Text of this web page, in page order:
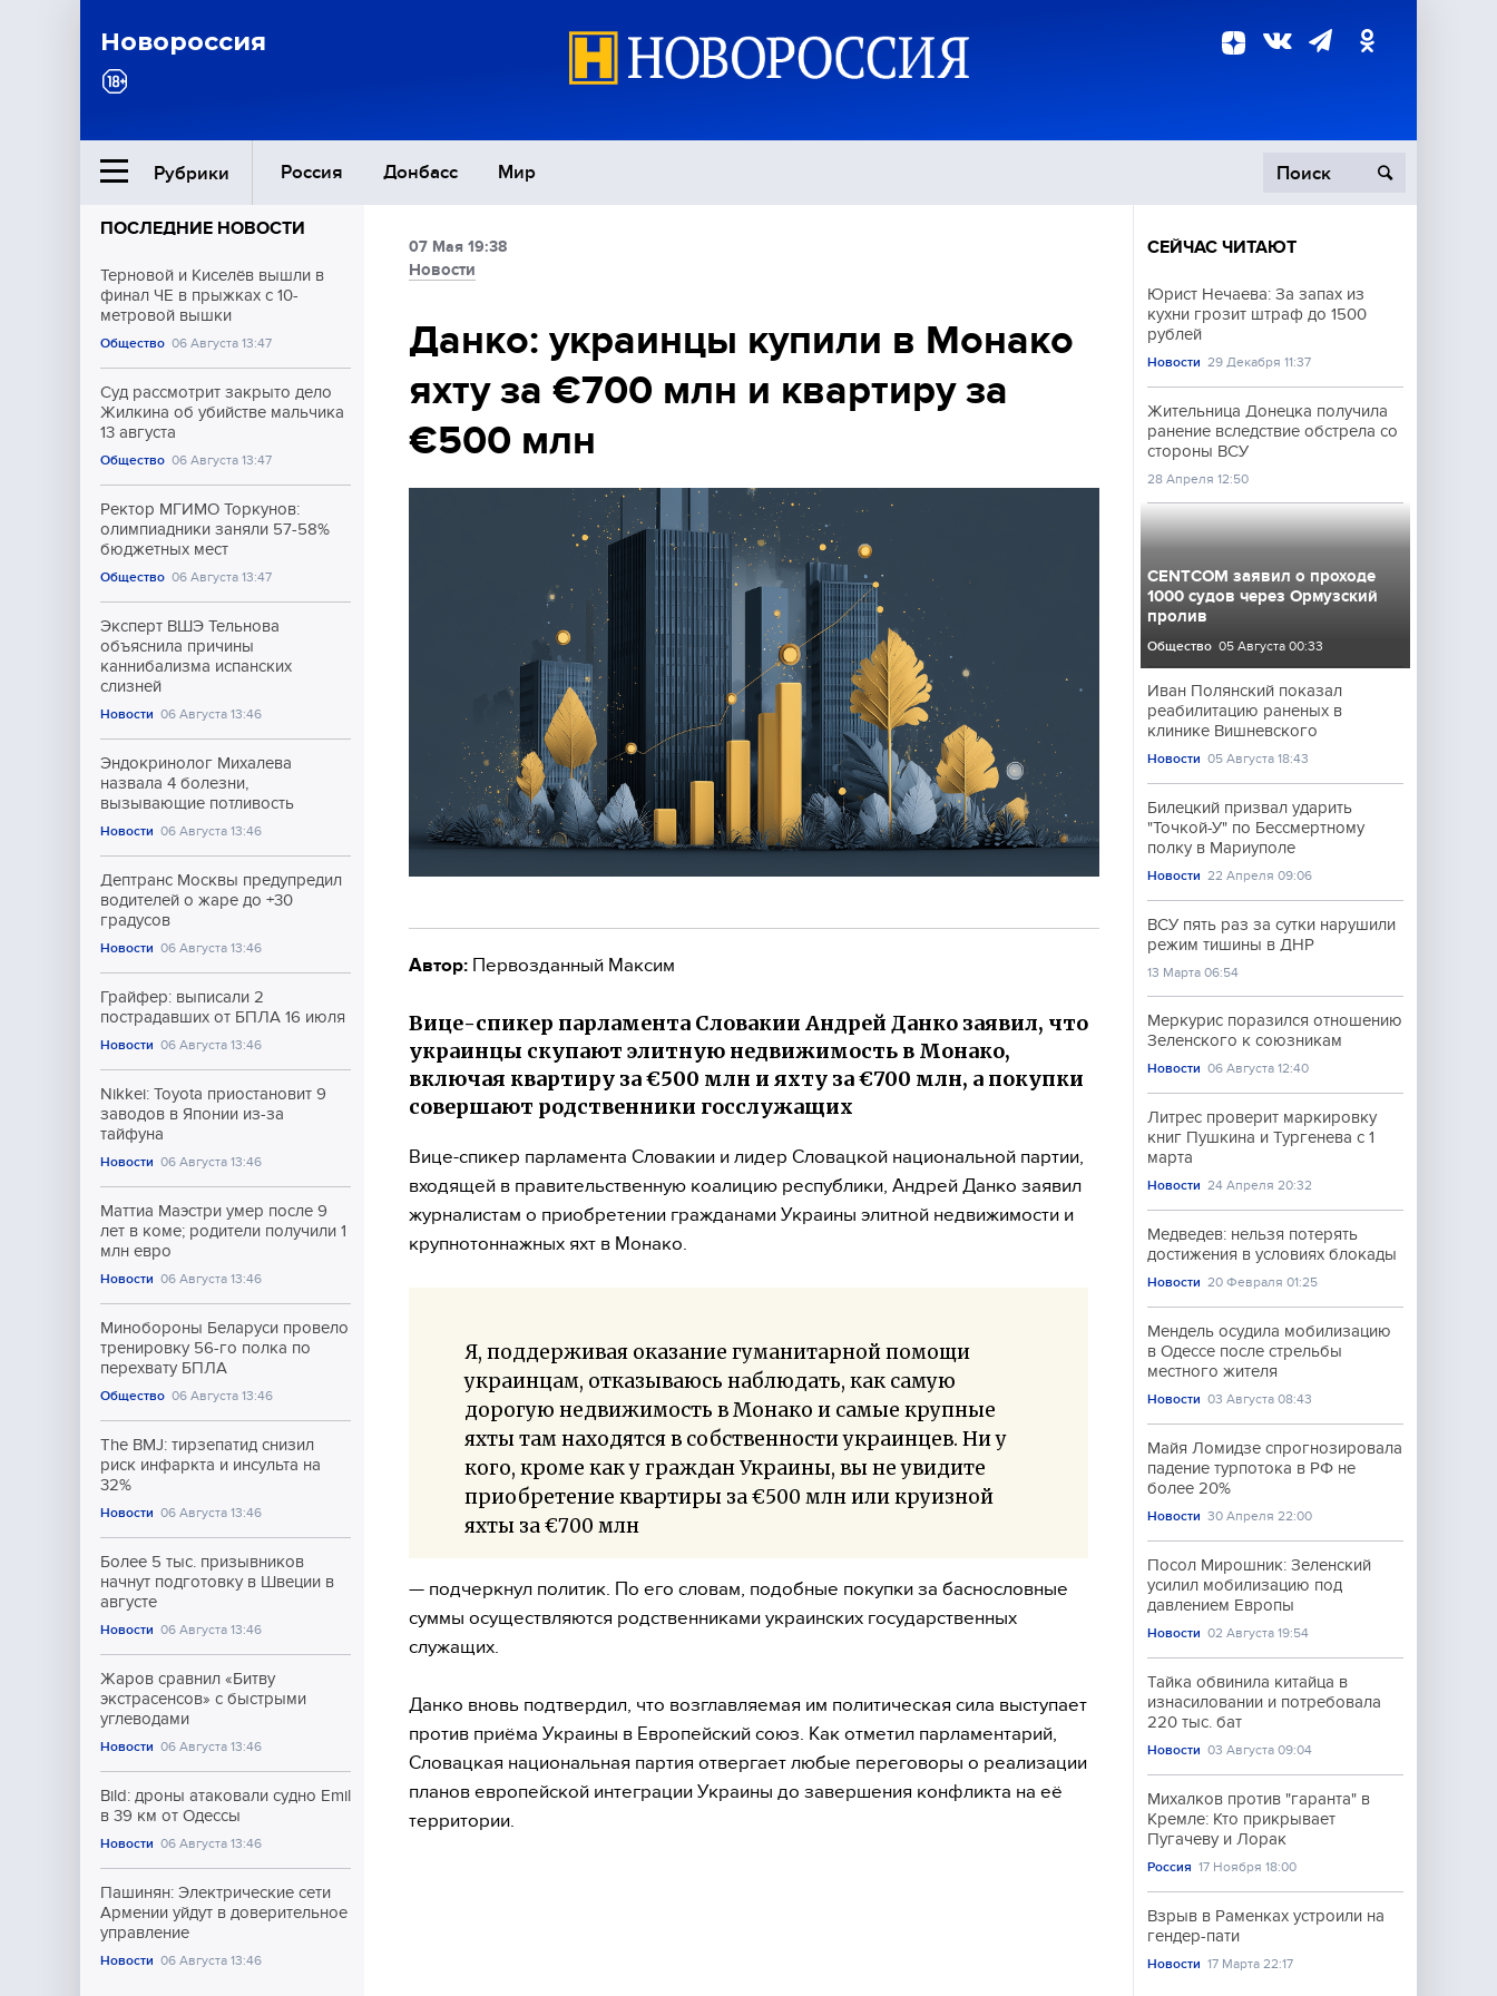
Новороссия
Рубрики Россия Донбасс Мир
Ближний Восток
Общество
Экономика
Происшествия
Культура
Спорт
ПОСЛЕДНИЕ НОВОСТИ
Терновой и Киселёв вышли в
финал ЧЕ в прыжках с 10-
метровой вышки
Общество 06 Августа 13:47
Суд рассмотрит закрыто дело
Жилкина об убийстве мальчика
13 августа
Общество 06 Августа 13:47
Ректор МГИМО Торкунов:
олимпиадники заняли 57-58%
бюджетных мест
Общество 06 Августа 13:47
Эксперт ВШЭ Тельнова
объяснила причины
каннибализма испанских
слизней
Новости 06 Августа 13:46
Эндокринолог Михалева
назвала 4 болезни,
вызывающие потливость
Новости 06 Августа 13:46
Дептранс Москвы предупредил
водителей о жаре до +30
градусов
Новости 06 Августа 13:46
Грайфер: выписали 2
пострадавших от БПЛА 16 июля
Новости 06 Августа 13:46
Nikkei: Toyota приостановит 9
заводов в Японии из-за
тайфуна
Новости 06 Августа 13:46
Маттиа Маэстри умер после 9
лет в коме; родители получили 1
млн евро
Новости 06 Августа 13:46
Минобороны Беларуси провело
тренировку 56-го полка по
перехвату БПЛА
Общество 06 Августа 13:46
The BMJ: тирзепатид снизил
риск инфаркта и инсульта на
32%
Новости 06 Августа 13:46
Более 5 тыс. призывников
начнут подготовку в Швеции в
августе
Новости 06 Августа 13:46
Жаров сравнил «Битву
экстрасенсов» с быстрыми
углеводами
Новости 06 Августа 13:46
Bild: дроны атаковали судно Emil
в 39 км от Одессы
Новости 06 Августа 13:46
Пашинян: Электрические сети
Армении уйдут в доверительное
управление
Новости 06 Августа 13:46
07 Мая 19:38
Новости
Данко: украинцы купили в Монако
яхту за €700 млн и квартиру за
€500 млн
Автор: Первозданный Максим
Вице-спикер парламента Словакии Андрей Данко заявил, что
украинцы скупают элитную недвижимость в Монако,
включая квартиру за €500 млн и яхту за €700 млн, а покупки
совершают родственники госслужащих
Вице-спикер парламента Словакии и лидер Словацкой национальной партии,
входящей в правительственную коалицию республики, Андрей Данко заявил
журналистам о приобретении гражданами Украины элитной недвижимости и
крупнотоннажных яхт в Монако.
Я, поддерживая оказание гуманитарной помощи
украинцам, отказываюсь наблюдать, как самую
дорогую недвижимость в Монако и самые крупные
яхты там находятся в собственности украинцев. Ни у
кого, кроме как у граждан Украины, вы не увидите
приобретение квартиры за €500 млн или круизной
яхты за €700 млн
— подчеркнул политик. По его словам, подобные покупки за баснословные
суммы осуществляются родственниками украинских государственных
служащих.
Данко вновь подтвердил, что возглавляемая им политическая сила выступает
против приёма Украины в Европейский союз. Как отметил парламентарий,
Словацкая национальная партия отвергает любые переговоры о реализации
планов европейской интеграции Украины до завершения конфликта на её
территории.
СЕЙЧАС ЧИТАЮТ
Юрист Нечаева: За запах из
кухни грозит штраф до 1500
рублей
Новости 29 Декабря 11:37
Жительница Донецка получила
ранение вследствие обстрела со
стороны ВСУ
28 Апреля 12:50
CENTCOM заявил о проходе
1000 судов через Ормузский
пролив
Общество 05 Августа 00:33
Иван Полянский показал
реабилитацию раненых в
клинике Вишневского
Новости 05 Августа 18:43
Билецкий призвал ударить
"Точкой-У" по Бессмертному
полку в Мариуполе
Новости 22 Апреля 09:06
ВСУ пять раз за сутки нарушили
режим тишины в ДНР
13 Марта 06:54
Меркурис поразился отношению
Зеленского к союзникам
Новости 06 Августа 12:40
Литрес проверит маркировку
книг Пушкина и Тургенева с 1
марта
Новости 24 Апреля 20:32
Медведев: нельзя потерять
достижения в условиях блокады
Новости 20 Февраля 01:25
Мендель осудила мобилизацию
в Одессе после стрельбы
местного жителя
Новости 03 Августа 08:43
Майя Ломидзе спрогнозировала
падение турпотока в РФ не
более 20%
Новости 30 Апреля 22:00
Посол Мирошник: Зеленский
усилил мобилизацию под
давлением Европы
Новости 02 Августа 19:54
Тайка обвинила китайца в
изнасиловании и потребовала
220 тыс. бат
Новости 03 Августа 09:04
Михалков против "гаранта" в
Кремле: Кто прикрывает
Пугачеву и Лорак
Россия 17 Ноября 18:00
Взрыв в Раменках устроили на
гендер-пати
Новости 17 Марта 22:17